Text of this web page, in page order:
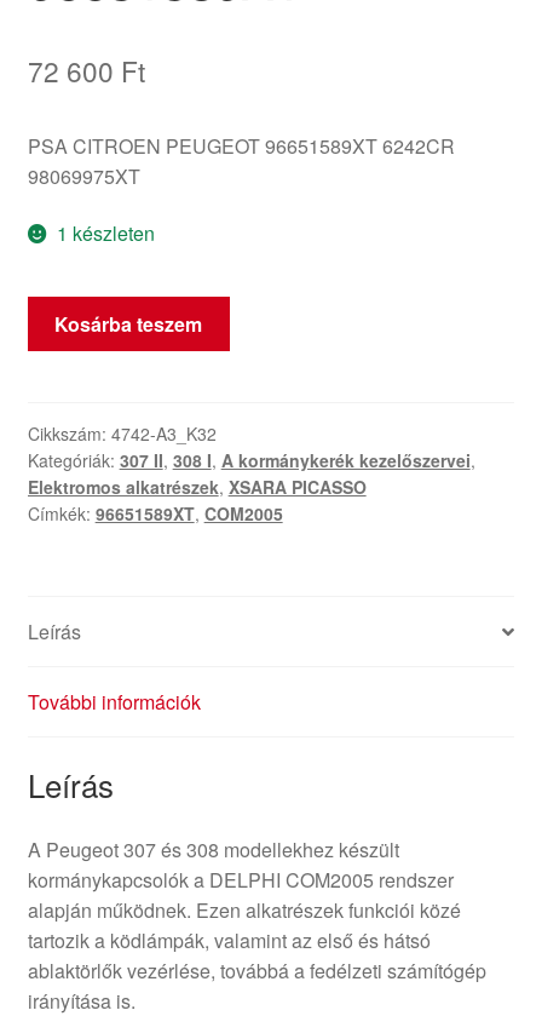
72 600 Ft
PSA CITROEN PEUGEOT 96651589XT 6242CR
98069975XT
1 készleten
Peugeot
307
96651589XT
mennyiség
Kosárba teszem
Cikkszám: 4742-A3_K32
Kategóriák: 307 II, 308 I, A kormánykerék kezelőszervei,
Elektromos alkatrészek, XSARA PICASSO
Címkék: 96651589XT, COM2005
Leírás
További információk
Leírás
A Peugeot 307 és 308 modellekhez készült
kormánykapcsolók a DELPHI COM2005 rendszer
alapján működnek. Ezen alkatrészek funkciói közé
tartozik a ködlámpák, valamint az első és hátsó
ablaktörlők vezérlése, továbbá a fedélzeti számítógép
irányítása is.